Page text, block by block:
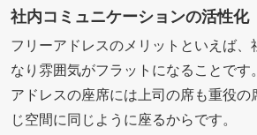
社内コミュニケーションの活性化
フリーアドレスのメリットといえば、
なり雰囲気がフラットになることです
アドレスの座席には上司の席も重役の
じ空間に同じように座るからです。